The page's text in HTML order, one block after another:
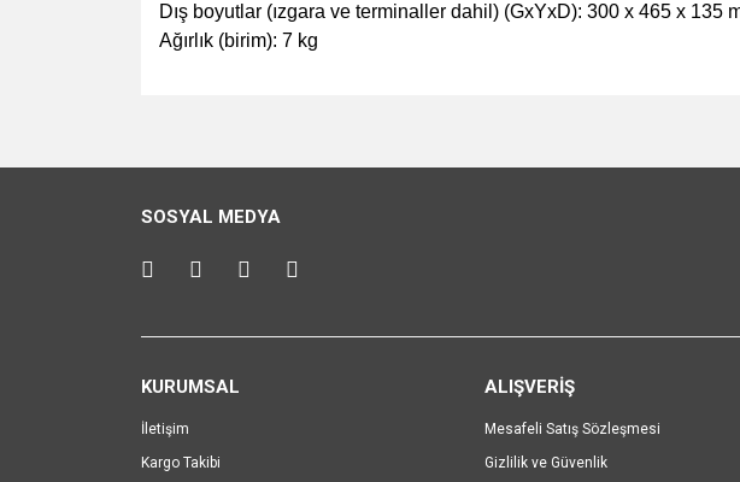
Dış boyutlar (ızgara ve terminaller dahil) (GxYxD): 300 x 465 x 135
Ağırlık (birim): 7 kg
Ürün açıklamasında eksik bilgiler bulunuyor.
SOSYAL MEDYA
KURUMSAL
İletişim
Kargo Takibi
ALIŞVERİŞ
Mesafeli Satış Sözleşmesi
Gizlilik ve Güvenlik